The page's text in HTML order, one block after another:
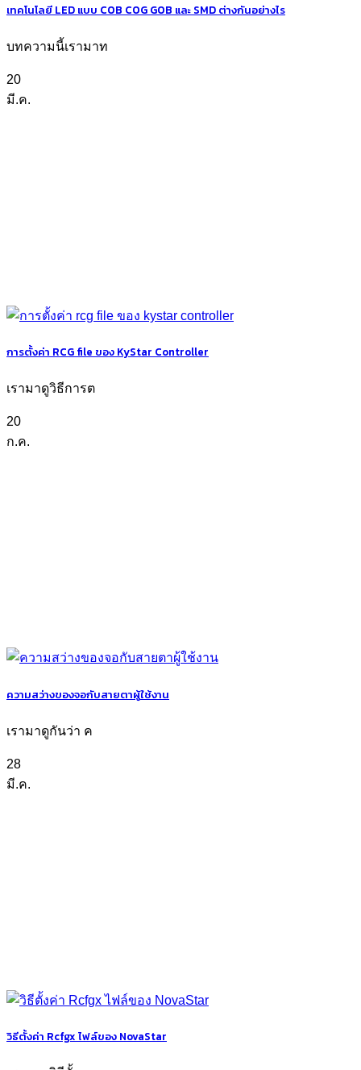
เทคโนโลยี LED แบบ COB COG GOB และ SMD ต่างกันอย่างไร
บทความนี้เรามาท
20
มี.ค.
การตั้งค่า RCG file ของ KyStar Controller
เรามาดูวิธีการต
20
ก.ค.
ความสว่างของจอกับสายตาผู้ใช้งาน
เรามาดูกันว่า ค
28
มี.ค.
วิธีตั้งค่า Rcfgx ไฟล์ของ NovaStar